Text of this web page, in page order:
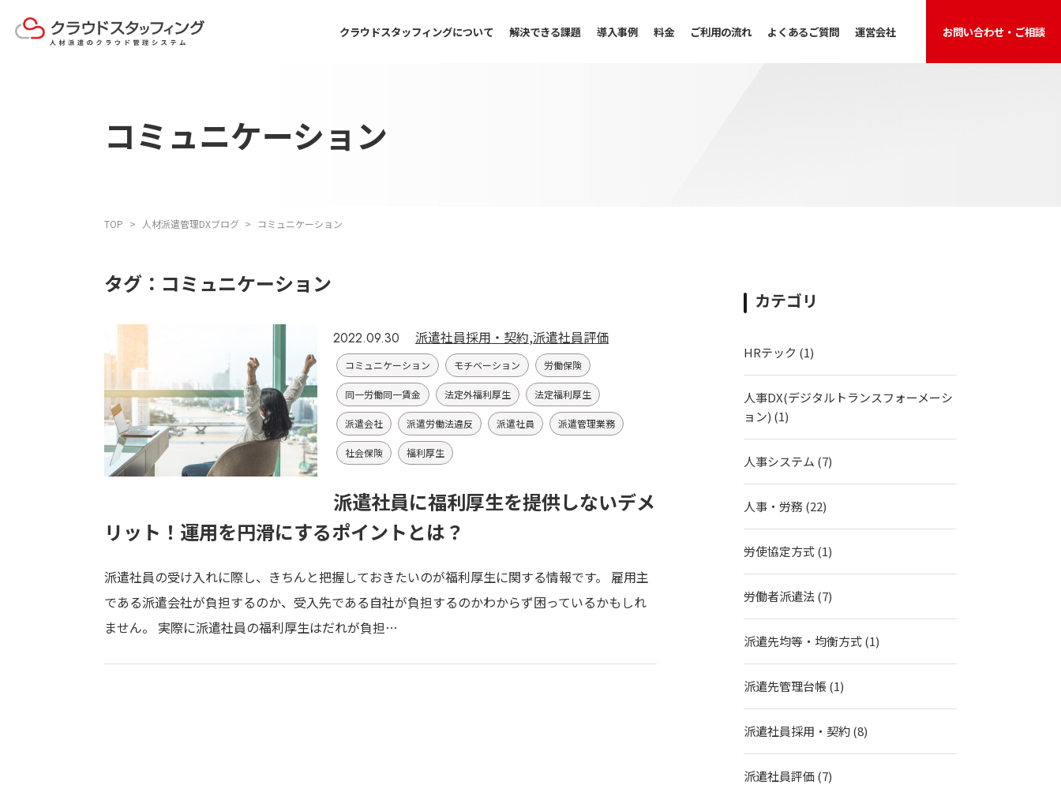
クラウドスタッフィングについて 解決できる課題 導入事例 料金 ご利用の流れ よくあるご質問 運営会社 お問い合わせ・ご相談
コミュニケーション
TOP 人材派遣管理DXブログ コミュニケーション
タグ：コミュニケーション
2022.09.30 派遣社員採用・契約,派遣社員評価
コミュニケーション モチベーション 労働保険
同一労働同一賃金 法定外福利厚生 法定福利厚生
派遣会社 派遣労働法違反 派遣社員 派遣管理業務
社会保険 福利厚生
派遣社員に福利厚生を提供しないデメ
リット！運用を円滑にするポイントとは？
派遣社員の受け入れに際し、きちんと把握しておきたいのが福利厚生に関する情報です。 雇用主
である派遣会社が負担するのか、受入先である自社が負担するのかわからず困っているかもしれ
ません。 実際に派遣社員の福利厚生はだれが負担…
カテゴリ
HRテック (1)
人事DX(デジタルトランスフォーメーシ
ョン) (1)
人事システム (7)
人事・労務 (22)
労使協定方式(1)
労働者派遣法(7)
派遣先均等・均衡方式(1)
派遣先管理台帳 (1)
派遣社員採用・契約(8)
派遣社員評価 (7)